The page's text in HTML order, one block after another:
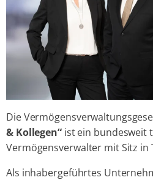
Die
& Kollegen“ist ein bundesweit
Vermögensverwalter mit Sitz in
Als inhabergeführtes